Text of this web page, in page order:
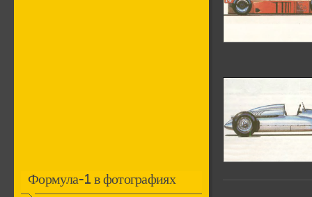
Формула-1 в фотографиях